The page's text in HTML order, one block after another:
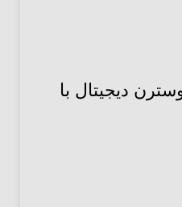
وسترن دیجیتال با